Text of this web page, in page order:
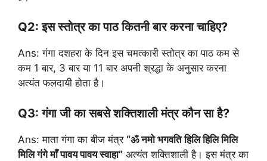
Q2: इस स्तोत्र का पाठ कितनी बार करना चाहिए?
Ans: गंगा दशहरा के दिन इस चमत्कारी स्तोत्र का पाठ कम से
कम 1 बार, 3 बार या 11 बार अपनी श्रद्धा के अनुसार करना
अत्यंत फलदायी होता है।
Q3: गंगा जी का सबसे शक्तिशाली मंत्र कौन सा है?
Ans: माता गंगा का बीज मंत्र “ॐ नमो भगवति हिलि हिलि मिलि
मिलि गंगे माँ पावय पावय स्वाहा” अत्यंत शक्तिशाली है। इस मंत्र का